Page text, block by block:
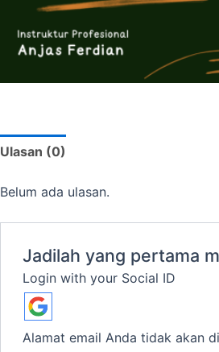
Ulasan (0)
Belum ada ulasan.
Jadilah yang pertama
Login with your Social ID
Alamat email Anda tidak akan